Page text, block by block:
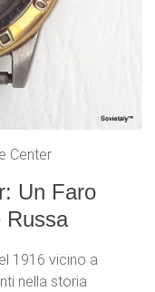
Center
Un Faro
Russa
1916 vicino a
nella storia